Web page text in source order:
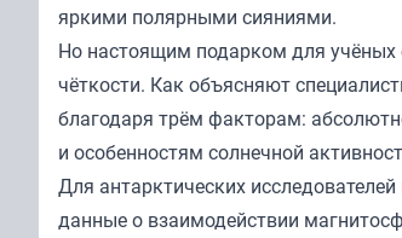
яркими полярными сияниями.
Но настоящим подарком для
чёткости. Как объясняют
благодаря трём факторам:
и особенностям солнечной
Для антарктических
данные о взаимодействии